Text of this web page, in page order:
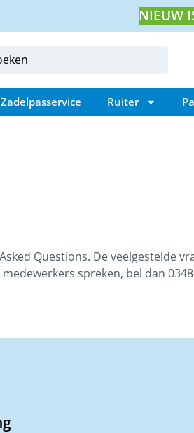
NIEUW
Zadelpasservice Ruiter
Questions. De veelgestelde
spreken, bel dan